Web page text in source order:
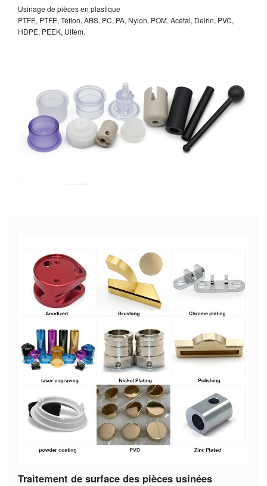
Usinage de pièces en plastique
PTFE, PTFE, Téflon, ABS, PC, PA, Nylon, POM, Acétal, Delrin, PVC,
HDPE, PEEK, Ultem.
Traitement de surface des pièces usinées